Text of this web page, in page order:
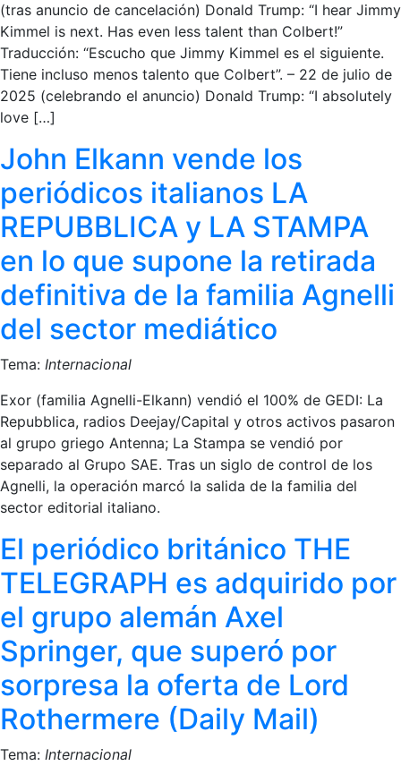
(tras anuncio de cancelación) Donald Trump: “I hear Jimmy
Kimmel is next. Has even less talent than Colbert!”
Traducción: “Escucho que Jimmy Kimmel es el siguiente.
Tiene incluso menos talento que Colbert”. – 22 de julio de
2025 (celebrando el anuncio) Donald Trump: “I absolutely
love […]
John Elkann vende los
periódicos italianos LA
REPUBBLICA y LA STAMPA
en lo que supone la retirada
definitiva de la familia Agnelli
del sector mediático
Tema: Internacional
Exor (familia Agnelli-Elkann) vendió el 100% de GEDI: La
Repubblica, radios Deejay/Capital y otros activos pasaron
al grupo griego Antenna; La Stampa se vendió por
separado al Grupo SAE. Tras un siglo de control de los
Agnelli, la operación marcó la salida de la familia del
sector editorial italiano.
El periódico británico THE
TELEGRAPH es adquirido por
el grupo alemán Axel
Springer, que superó por
sorpresa la oferta de Lord
Rothermere (Daily Mail)
Tema: Internacional